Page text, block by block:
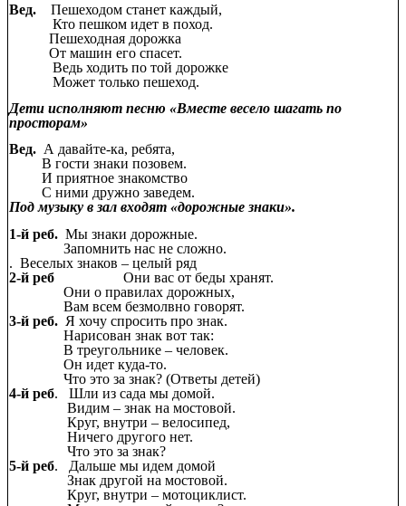
Вед. Пешеходом станет каждый,
Кто пешком идет в поход.
Пешеходная дорожка
От машин его спасет.
Ведь ходить по той дорожке
Может только пешеход.
Дети исполняют песню «Вместе весело шагать по
просторам»
Вед. А давайте-ка, ребята,
В гости знаки позовем.
И приятное знакомство
С ними дружно заведем.
Под музыку в зал входят «дорожные знаки».
1-й реб. Мы знаки дорожные.
Запомнить нас не сложно.
. Веселых знаков – целый ряд
2-й реб Они вас от беды хранят.
Они о правилах дорожных,
Вам всем безмолвно говорят.
3-й реб. Я хочу спросить про знак.
Нарисован знак вот так:
В треугольнике – человек.
Он идет куда-то.
Что это за знак? (Ответы детей)
4-й реб. Шли из сада мы домой.
Видим – знак на мостовой.
Круг, внутри – велосипед,
Ничего другого нет.
Что это за знак?
5-й реб. Дальше мы идем домой
Знак другой на мостовой.
Круг, внутри – мотоциклист.